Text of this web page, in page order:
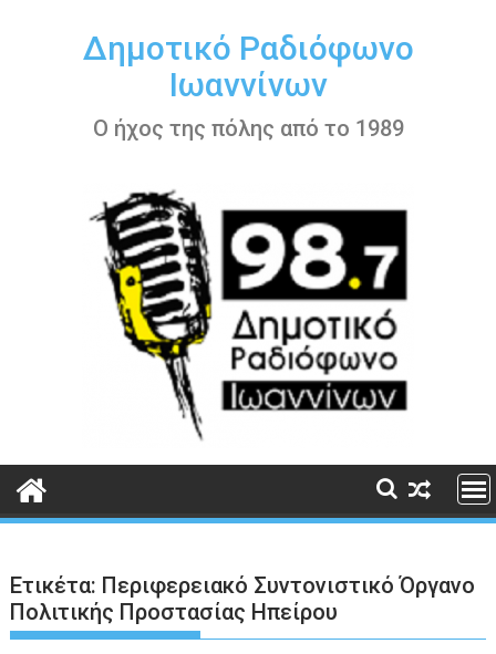
περιεχόμενοΔημοτικό Ραδιόφωνο
Ιωαννίνων
Ο ήχος της πόλης από το 1989
Ετικέτα: Περιφερειακό Συντονιστικό Όργανο
Πολιτικής Προστασίας Ηπείρου